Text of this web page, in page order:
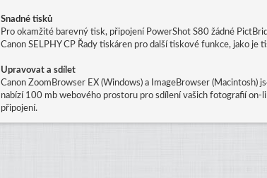
Snadné tisků
Pro okamžité barevný tisk, připojení PowerShot S80 žádné
Canon SELPHY CP Řady tiskáren pro další tiskové funkce, jako je
Upravovat a sdílet
Canon ZoomBrowser EX (Windows) a ImageBrowser
nabízí 100 mb webového prostoru pro sdílení vašich fotografií on-
připojení.